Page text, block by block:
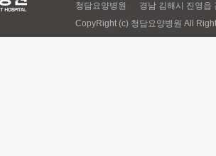
청담요양병원 경남 김해시 진영
CopyRight (c) 청담요양병원 All